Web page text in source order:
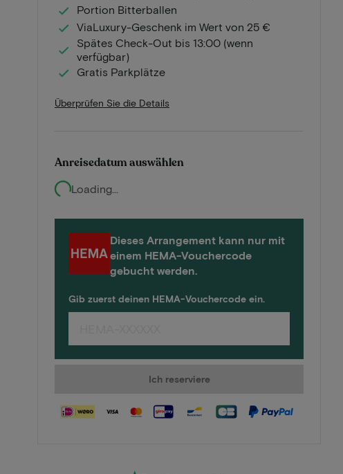
Portion Bitterballen
ViaLuxury-Geschenk im Wert von 25 €
Spätes Check-Out bis 13:00 (wenn
verfügbar)
Gratis Parkplätze
Überprüfen Sie die Details
Anreisedatum auswählen
Loading...
Dieses Arrangement kann nur mit
einem HEMA-Vouchercode
gebucht werden.
Gib zuerst deinen HEMA-Vouchercode ein.
Ich reserviere